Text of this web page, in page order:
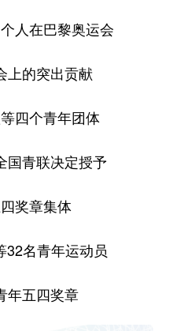
人在巴黎奥运会
上的突出贡献
四个青年团体
国青联决定授予
奖章集体
32名青年运动员
年五四奖章